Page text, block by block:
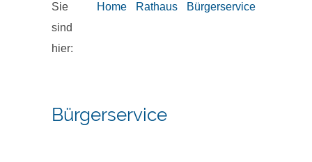
Sie
sind
hier:
Home Rathaus Bürgerservice
Bürgerservice